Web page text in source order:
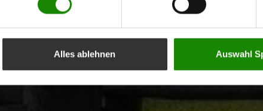
Alles ablehnen Auswahl